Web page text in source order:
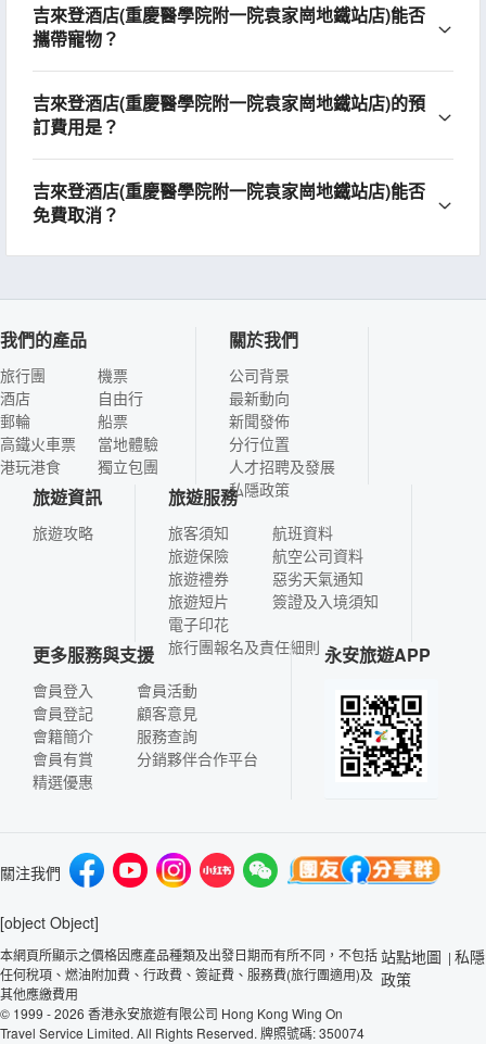
吉來登酒店(重慶醫學院附一院袁家崗地鐵站店)能否
攜帶寵物？
吉來登酒店(重慶醫學院附一院袁家崗地鐵站店)的預
訂費用是？
吉來登酒店(重慶醫學院附一院袁家崗地鐵站店)能否
免費取消？
我們的產品
旅行團
酒店
郵輪
高鐵火車票
港玩港食
機票
自由行
船票
當地體驗
獨立包團
關於我們
公司背景
最新動向
新聞發佈
分行位置
人才招聘及發展
私隱政策
旅遊資訊
旅遊攻略
旅遊服務
旅客須知
旅遊保險
旅遊禮券
旅遊短片
電子印花
航班資料
航空公司資料
惡劣天氣通知
簽證及入境須知
旅行團報名及責任細則
更多服務與支援
會員登入
會員登記
會籍簡介
會員有賞
精選優惠
會員活動
顧客意見
服務查詢
分銷夥伴合作平台
永安旅遊APP
關注我們
[object Object]
本網頁所顯示之價格因應產品種類及出發日期而有所不同，不包括
任何稅項、燃油附加費、行政費、簽証費、服務費(旅行團適用)及
其他應繳費用
© 1999 - 2026 香港永安旅遊有限公司 Hong Kong Wing On
Travel Service Limited. All Rights Reserved. 牌照號碼: 350074
站點地圖 | 私隱
政策